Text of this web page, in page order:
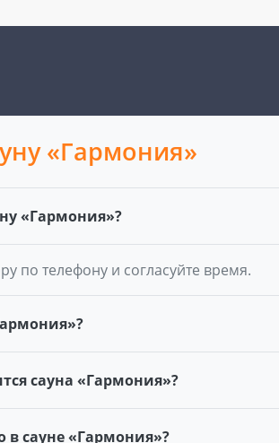
«Гармония»
«Гармония»?
по телефону и согласуйте время.
сауна «Гармония»?
в сауне «Гармония»?